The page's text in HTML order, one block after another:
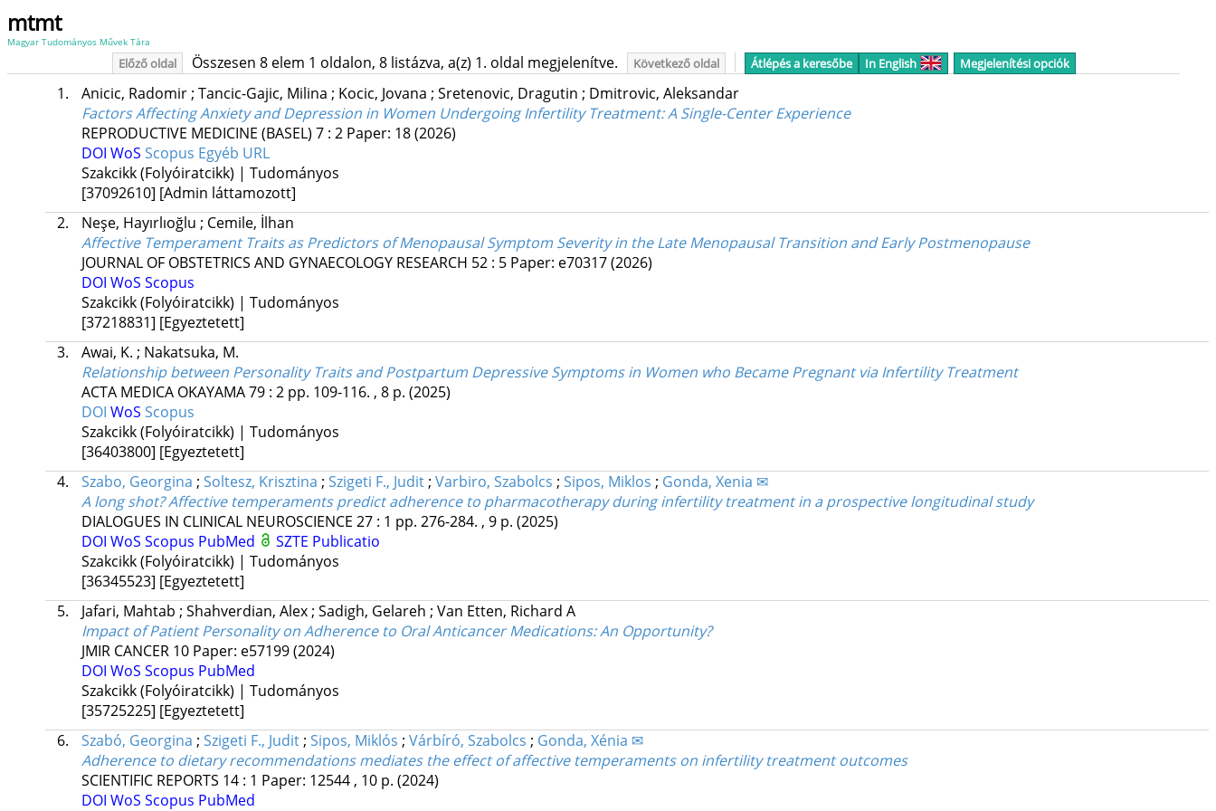
mtmt
Magyar Tudományos Művek Tára
Előző oldal Összesen 8 elem 1 oldalon, 8 listázva, a(z) 1. oldal megjelenítve. Következő oldal Átlépés a keresőbe In English Megjelenítési opciók
1. Anicic, Radomir; Tancic-Gajic, Milina ; Kocic, Jovana ; Sretenovic, Dragutin ; Dmitrovic, Aleksandar
Factors Affecting Anxiety and Depression in Women Undergoing Infertility Treatment: A Single-Center Experience
REPRODUCTIVE MEDICINE (BASEL) 7: 2 Paper: 18(2026)
DOI WoS Scopus Egyéb URL
Szakcikk (Folyóiratcikk) | Tudományos
[37092610] [Admin láttamozott]
2.
Neşe, Hayırlıoğlu ; Cemile, İlhan
Affective Temperament Traits as Predictors of Menopausal Symptom Severity in the Late Menopausal Transition and Early Postmenopause
JOURNAL OF OBSTETRICS AND GYNAECOLOGY RESEARCH 52: 5 Paper: e70317(2026)
DOI WoS Scopus
Szakcikk (Folyóiratcikk) | Tudományos
[37218831] [Egyeztetett]
3.
Awai, K. ; Nakatsuka, M.
Relationship between Personality Traits and Postpartum Depressive Symptoms in Women who Became Pregnant via Infertility Treatment
ACTA MEDICA OKAYAMA79: 2 pp. 109-116. , 8 p. (2025)
DOI WoS Scopus
Szakcikk (Folyóiratcikk) | Tudományos
[36403800] [Egyeztetett]
4.
Szabo, Georgina ; Soltesz, Krisztina ; Szigeti F., Judit; Varbiro, Szabolcs ; Sipos, Miklos ; Gonda, Xenia ✉
A long shot? Affective temperaments predict adherence to pharmacotherapy during infertility treatment in a prospective longitudinal study
DIALOGUES IN CLINICAL NEUROSCIENCE 27: 1 pp. 276-284. , 9 p. (2025)
DOI WoS Scopus PubMed
SZTE Publicatio
Szakcikk (Folyóiratcikk) | Tudományos
[36345523] [Egyeztetett]
5.
Jafari, Mahtab ; Shahverdian, Alex; Sadigh, Gelareh ; Van Etten, Richard A
Impact of Patient Personality on Adherence to Oral Anticancer Medications: An Opportunity?
JMIR CANCER 10 Paper: e57199(2024)
DOI WoS Scopus PubMed
Szakcikk (Folyóiratcikk) | Tudományos
[35725225] [Egyeztetett]
6.
Szabó, Georgina ; Szigeti F., Judit; Sipos, Miklós ; Várbíró, Szabolcs ; Gonda, Xénia ✉
Adherence to dietary recommendations mediates the effect of affective temperaments on infertility treatment outcomes
SCIENTIFIC REPORTS 14: 1 Paper: 12544 , 10 p. (2024)
DOI WoS Scopus PubMed